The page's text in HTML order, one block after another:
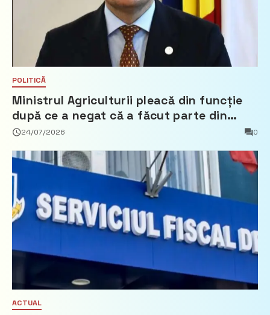
POLITICĂ
Ministrul Agriculturii pleacă din funcție
după ce a negat că a făcut parte din
Partidul Democrat
24/07/2026 0
ACTUAL